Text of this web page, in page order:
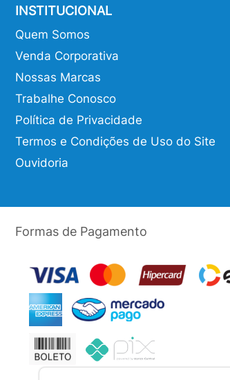
INSTITUCIONAL
Quem Somos
Venda Corporativa
Nossas Marcas
Trabalhe Conosco
Política de Privacidade
Termos e Condições de Uso do Site
Ouvidoria
Formas de Pagamento